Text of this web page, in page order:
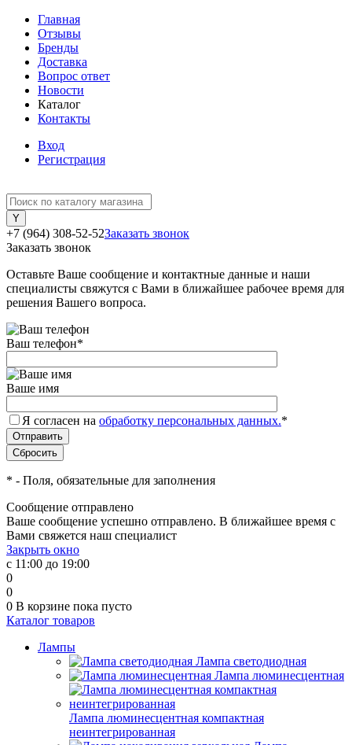
Главная
Отзывы
Бренды
Доставка
Вопрос ответ
Новости
Каталог
Контакты
Вход
Регистрация
+7 (964) 308-52-52Заказать звонок
Заказать звонок
Оставьте Ваше сообщение и контактные данные и наши
специалисты свяжутся с Вами в ближайшее рабочее время для
решения Вашего вопроса.
Ваш телефон*
Ваше имя
Я согласен на обработку персональных данных.*
* - Поля, обязательные для заполнения
Сообщение отправлено
Ваше сообщение успешно отправлено. В ближайшее время с
Вами свяжется наш специалист
Закрыть окно
с 11:00 до 19:00
0
0
0 В корзине пока пусто
Каталог товаров
Лампы
Лампа светодиодная
Лампа люминесцентная
Лампа люминесцентная компактная
неинтегрированная